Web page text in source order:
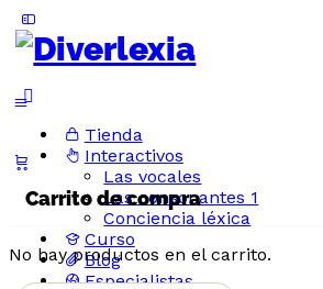
Side
Panel
Tienda
Interactivos
Las vocales
Las consonantes 1
Conciencia léxica
Curso
Blog
Especialistas
Carrito de compra
No hay productos en el carrito.